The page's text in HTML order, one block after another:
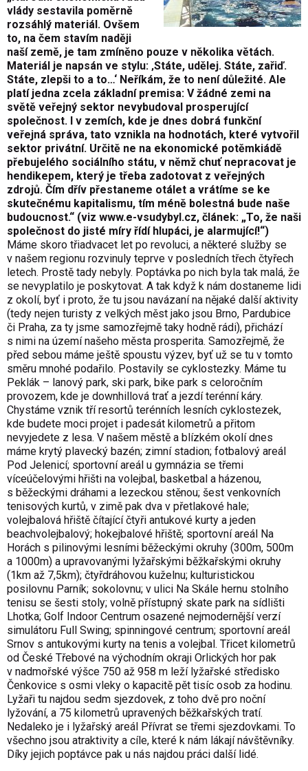
vlády sestavila poměrně
rozsáhlý materiál. Ovšem
to, na čem stavím naději
naší země, je tam zmíněno pouze v několika větách.
Materiál je napsán ve stylu: ‚Státe, udělej. Státe, zařiď.
Státe, zlepši to a to…‘ Neříkám, že to není důležité. Ale
platí jedna zcela základní premisa: V žádné zemi na
světě veřejný sektor nevybudoval prosperující
společnost. I v zemích, kde je dnes dobrá funkční
veřejná správa, tato vznikla na hodnotách, které vytvořil
sektor privátní. Určitě ne na ekonomické potěmkiádě
přebujelého sociálního státu, v němž chuť nepracovat je
hendikepem, který je třeba zadotovat z veřejných
zdrojů. Čím dřív přestaneme otálet a vrátíme se ke
skutečnému kapitalismu, tím méně bolestná bude naše
budoucnost.“ (viz www.e-vsudybyl.cz, článek: „To, že naši
společnost do jisté míry řídí hlupáci, je alarmující!“)
Máme skoro třiadvacet let po revoluci, a některé služby se
v našem regionu rozvinuly teprve v posledních třech čtyřech
letech. Prostě tady nebyly. Poptávka po nich byla tak malá, že
se nevyplatilo je poskytovat. A tak když k nám dostaneme lidi
z okolí, byť i proto, že tu jsou navázaní na nějaké další aktivity
(tedy nejen turisty z velkých měst jako jsou Brno, Pardubice
či Praha, za ty jsme samozřejmě taky hodně rádi), přichází
s nimi na území našeho města prosperita. Samozřejmě, že
před sebou máme ještě spoustu výzev, byť už se tu v tomto
směru mnohé podařilo. Postavily se cyklostezky. Máme tu
Peklák – lanový park, ski park, bike park s celoročním
provozem, kde je downhillová trať a jezdí terénní káry.
Chystáme vznik tří resortů terénních lesních cyklostezek,
kde budete moci projet i padesát kilometrů a přitom
nevyjedete z lesa. V našem městě a blízkém okolí dnes
máme krytý plavecký bazén; zimní stadion; fotbalový areál
Pod Jelenicí; sportovní areál u gymnázia se třemi
víceúčelovými hřišti na volejbal, basketbal a házenou,
s běžeckými dráhami a lezeckou stěnou; šest venkovních
tenisových kurtů, v zimě pak dva v přetlakové hale;
volejbalová hřiště čítající čtyři antukové kurty a jeden
beachvolejbalový; hokejbalové hřiště; sportovní areál Na
Horách s pilinovými lesními běžeckými okruhy (300m, 500m
a 1000m) a upravovanými lyžařskými běžkařskými okruhy
(1km až 7,5km); čtyřdráhovou kuželnu; kulturistickou
posilovnu Parník; sokolovnu; v ulici Na Skále hernu stolního
tenisu se šesti stoly; volně přístupný skate park na sídlišti
Lhotka; Golf Indoor Centrum osazené nejmodernější verzí
simulátoru Full Swing; spinningové centrum; sportovní areál
Srnov s antukovými kurty na tenis a volejbal. Třicet kilometrů
od České Třebové na východním okraji Orlických hor pak
v nadmořské výšce 750 až 958 m leží lyžařské středisko
Čenkovice s osmi vleky o kapacitě pět tisíc osob za hodinu.
Lyžaři tu najdou sedm sjezdovek, z toho dvě pro noční
lyžování, a 75 kilometrů upravených běžkařských tratí.
Nedaleko je i lyžařský areál Přívrat se třemi sjezdovkami. To
všechno jsou atraktivity a cíle, které k nám lákají návštěvníky.
Díky jejich poptávce pak u nás najdou práci další lidé.